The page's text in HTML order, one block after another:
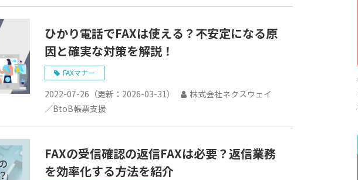
ひかり電話でFAXは使える？不安定になる原
因と確実な対策を解説！
FAXマナー
2022-07-26 （更新： 2026-03-31）
株式会社ネクスウェイ
／BtoB帳票支援
FAXの受信確認の返信FAXは必要？返信業務
を効率化する方法を紹介